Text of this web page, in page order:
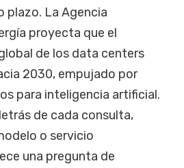
plazo. La Agencia
proyecta que el
de los data centers
2030, empujado por
para inteligencia artificial.
de cada consulta,
o servicio
una pregunta de